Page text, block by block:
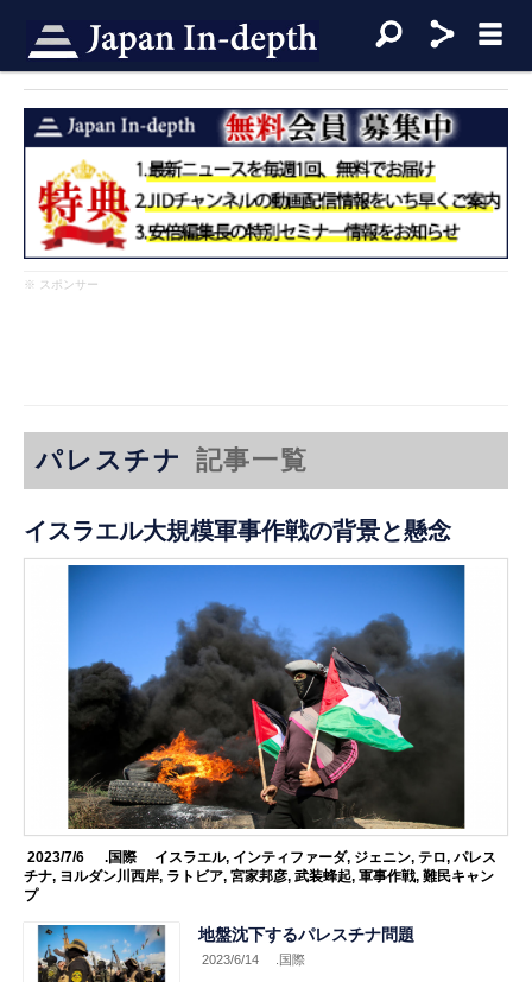
※ スポンサー
パレスチナ 記事一覧
イスラエル大規模軍事作戦の背景と懸念
2023/7/6 .国際 イスラエル, インティファーダ, ジェニン, テロ, パレス
チナ, ヨルダン川西岸, ラトビア,宮家邦彦,武装蜂起,軍事作戦,難民キャン
プ
地盤沈下するパレスチナ問題
2023/6/14 .国際